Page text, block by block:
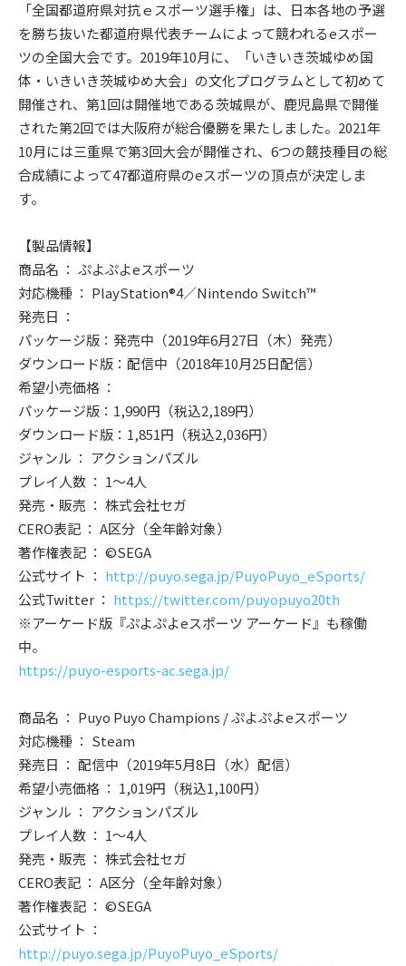
「全国都道府県対抗ｅスポーツ選手権」は、日本各地の予選
を勝ち抜いた都道府県代表チームによって競われるeスポー
ツの全国大会です。2019年10月に、「いきいき茨城ゆめ国
体・いきいき茨城ゆめ大会」の文化プログラムとして初めて
開催され、第1回は開催地である茨城県が、鹿児島県で開催
された第2回では大阪府が総合優勝を果たしました。2021年
10月には三重県で第3回大会が開催され、6つの競技種目の総
合成績によって47都道府県のeスポーツの頂点が決定しま
す。
【製品情報】
商品名 ： ぷよぷよeスポーツ
対応機種 ： PlayStation®4／Nintendo Switch™
発売日 ：
パッケージ版：発売中（2019年6月27日（木）発売）
ダウンロード版：配信中（2018年10月25日配信）
希望小売価格 ：
パッケージ版：1,990円（税込2,189円）
ダウンロード版：1,851円（税込2,036円）
ジャンル ： アクションパズル
プレイ人数 ： 1～4人
発売・販売 ： 株式会社セガ
CERO表記 ： A区分（全年齢対象）
著作権表記 ： ©SEGA
公式サイト ： http://puyo.sega.jp/PuyoPuyo_eSports/
公式Twitter ： https://twitter.com/puyopuyo20th
※アーケード版『ぷよぷよeスポーツ アーケード』も稼働
中。
https://puyo-esports-ac.sega.jp/
商品名 ： Puyo Puyo Champions / ぷよぷよeスポーツ
対応機種 ： Steam
発売日 ： 配信中（2019年5月8日（水）配信）
希望小売価格 ： 1,019円（税込1,100円）
ジャンル ： アクションパズル
プレイ人数 ： 1～4人
発売・販売 ： 株式会社セガ
CERO表記 ： A区分（全年齢対象）
著作権表記 ： ©SEGA
公式サイト ：
http://puyo.sega.jp/PuyoPuyo_eSports/